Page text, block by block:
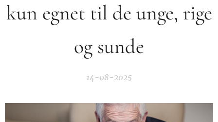
kun egnet til de unge, rige
og sunde
14-08-2025